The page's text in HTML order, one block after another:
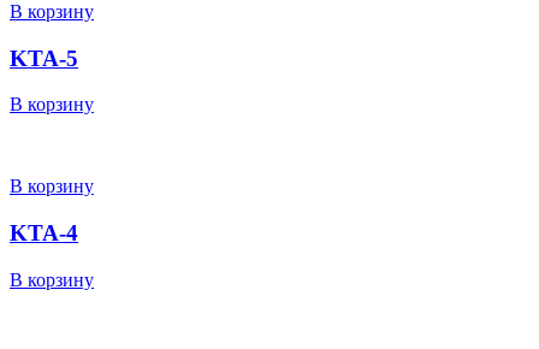
В корзину
KTA-5
В корзину
В корзину
KTA-4
В корзину